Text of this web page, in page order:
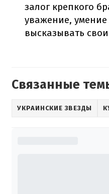
залог крепкого
уважение, умение
высказывать
Связанные
УКРАИНСКИЕ ЗВЕЗДЫ